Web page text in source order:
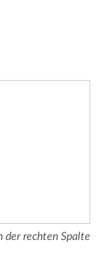
der rechten Spalte